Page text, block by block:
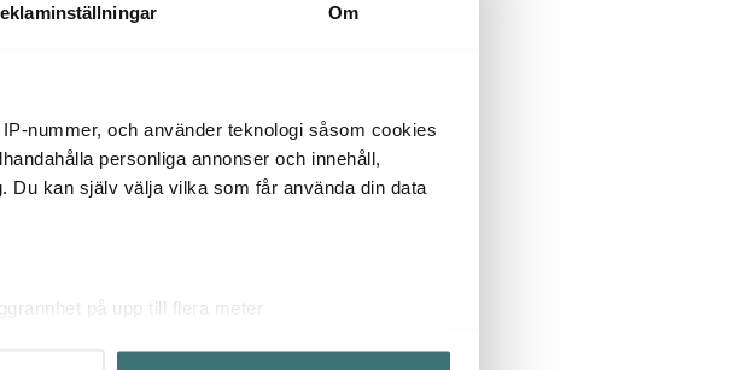
Om
nummer, och använder teknologi såsom cookies
personliga annonser och innehåll,
Du kan själv välja vilka som får använda din data
på upp till flera meter
inte.
kanske du behöver